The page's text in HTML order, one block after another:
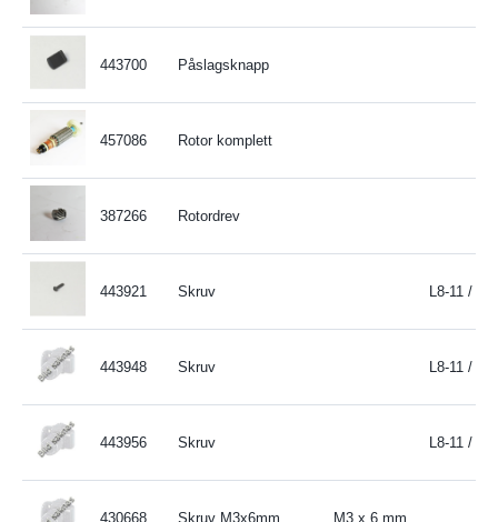
443700 Påslagsknapp
457086 Rotor komplett
387266 Rotordrev
443921 Skruv L8-11 /
443948 Skruv L8-11 /
443956 Skruv L8-11 /
430668 Skruv M3x6mm M3 x 6 mm